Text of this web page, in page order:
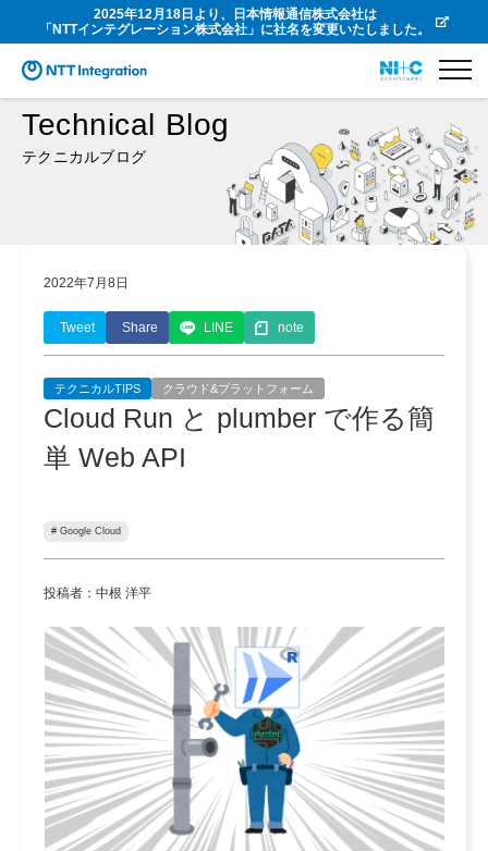
2025年12月18日より、日本情報通信株式会社は
「NTTインテグレーション株式会社」に社名を変更いたしました。
Technical Blog
テクニカルブログ
2022年7月8日
Tweet Share LINE note
テクニカルTIPS クラウド&プラットフォーム
Cloud Run と plumber で作る簡
単 Web API
# Google Cloud
投稿者：中根 洋平